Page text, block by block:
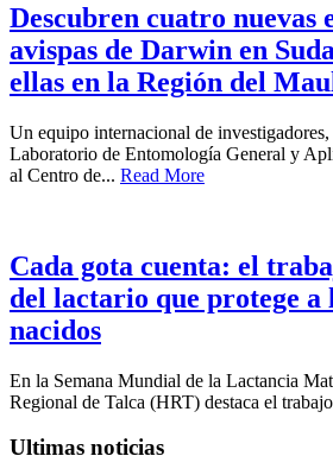
Descubren cuatro nuevas
avispas de Darwin en
ellas en la Región del
Un equipo internacional de
Laboratorio de Entomología General y
al Centro de... Read More
Cada gota cuenta: el
del lactario que protege a
nacidos
En la Semana Mundial de la Lactancia
Regional de Talca (HRT) destaca el
Ultimas noticias